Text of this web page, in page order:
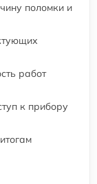
поломки и
работ
к прибору